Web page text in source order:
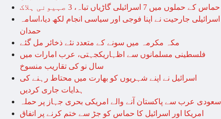
حماس کے حملوں میں 7 اسرائیلی گاڑیاں تباہ، 3 صہیونی ہلاک
اسرائیلی جارحیت نے اپنا فوجی اور سیاسی انجام لکھ دیا،اسامہ
حمدان
مکہ مکرمہ میں سونے کے متعدد نئے ذخائر مل گئے
فلسطینی مسلمانوں سے اظہاریکجہتی، عرب امارات میں
سال نو کی تقاریب منسوخ
اسرائیل نے اپنے شہریوں کو بھارت میں محتاط رہنے کی
ہدایات جاری کردیں
سعودی عرب سے پاکستان آنے والے امریکی بحری جہاز پر حملہ
امریکا اور اسرائیل کا حماس کو جڑ سے ختم کرنے پر اتفاق